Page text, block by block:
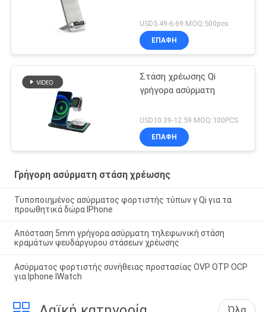
USD5.49-6.69 MOQ:500pcs
ΕΠΑΦΉ
Στάση χρέωσης Qi
γρήγορα ασύρματη
USD10.39-12.59 MOQ:100PCS
ΕΠΑΦΉ
Γρήγορη ασύρματη στάση χρέωσης
Τυποποιημένος ασύρματος φορτιστής τύπων γ Qi για τα
προωθητικά δώρα IPhone
Απόσταση 5mm γρήγορα ασύρματη τηλεφωνική στάση
κραμάτων ψευδάργυρου στάσεων χρέωσης
Ασύρματος φορτιστής συνήθειας προστασίας OVP OTP OCP
για Iphone IWatch